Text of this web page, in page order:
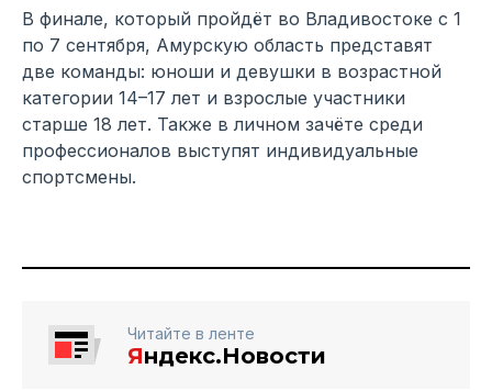
В финале, который пройдёт во Владивостоке с 1
по 7 сентября, Амурскую область представят
две команды: юноши и девушки в возрастной
категории 14–17 лет и взрослые участники
старше 18 лет. Также в личном зачёте среди
профессионалов выступят индивидуальные
спортсмены.
Читайте в ленте
Яндекс.Новости